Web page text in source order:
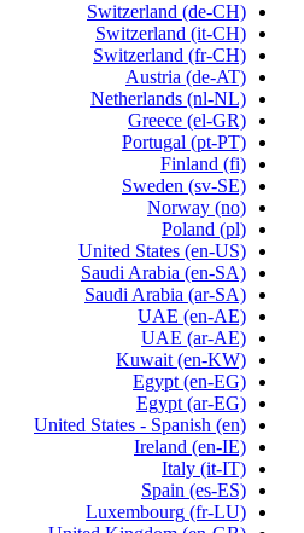
Switzerland (de-CH)
Switzerland (it-CH)
Switzerland (fr-CH)
Austria (de-AT)
Netherlands (nl-NL)
Greece (el-GR)
Portugal (pt-PT)
Finland (fi)
Sweden (sv-SE)
Norway (no)
Poland (pl)
United States (en-US)
Saudi Arabia (en-SA)
Saudi Arabia (ar-SA)
UAE (en-AE)
UAE (ar-AE)
Kuwait (en-KW)
Egypt (en-EG)
Egypt (ar-EG)
United States - Spanish (en)
Ireland (en-IE)
Italy (it-IT)
Spain (es-ES)
Luxembourg (fr-LU)